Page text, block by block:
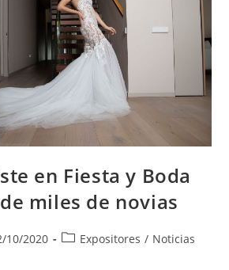
en Fiesta y Boda
miles de novias
10/2020 Expositores / Noticias